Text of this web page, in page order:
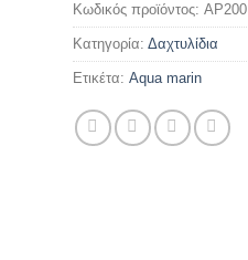
Κωδικός προϊόντος: AP200
Κατηγορία: Δαχτυλίδια
Ετικέτα: Aqua marin